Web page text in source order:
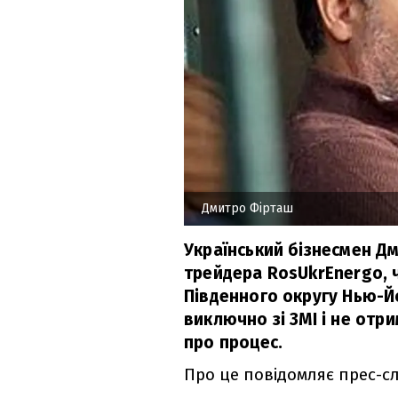
Дмитро Фірташ
Український бізнесмен
трейдера RosUkrEnergo,
Південного округу Нью-
виключно зі ЗМІ і не
про процес.
Про це повідомляє прес-